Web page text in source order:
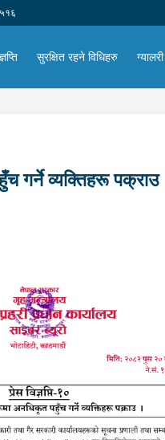
सुरक्षित रहने विधिहरु ग्यालरी
गर्ने व्यक्तिहरू पक्राउ